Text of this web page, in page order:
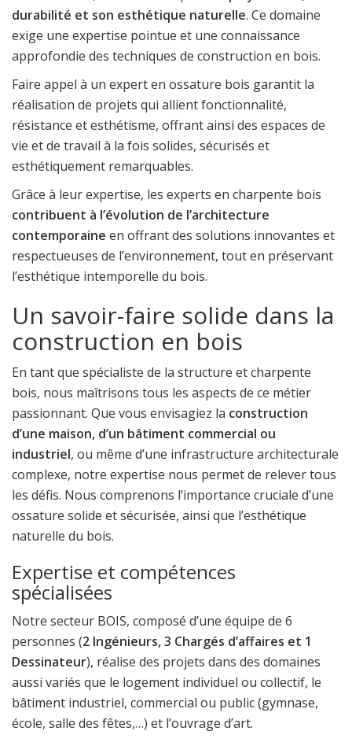
durabilité et son esthétique naturelle. Ce domaine
exige une expertise pointue et une connaissance
approfondie des techniques de construction en bois.
Faire appel à un expert en ossature bois garantit la
réalisation de projets qui allient fonctionnalité,
résistance et esthétisme, offrant ainsi des espaces de
vie et de travail à la fois solides, sécurisés et
esthétiquement remarquables.
Grâce à leur expertise, les experts en charpente bois
contribuent à l’évolution de l’architecture
contemporaine en offrant des solutions innovantes et
respectueuses de l’environnement, tout en préservant
l’esthétique intemporelle du bois.
Un savoir-faire solide dans la
construction en bois
En tant que spécialiste de la structure et charpente
bois, nous maîtrisons tous les aspects de ce métier
passionnant. Que vous envisagiez la construction
d’une maison, d’un bâtiment commercial ou
industriel, ou même d’une infrastructure architecturale
complexe, notre expertise nous permet de relever tous
les défis. Nous comprenons l’importance cruciale d’une
ossature solide et sécurisée, ainsi que l’esthétique
naturelle du bois.
Expertise et compétences
spécialisées
Notre secteur BOIS, composé d’une équipe de 6
personnes (2 Ingénieurs, 3 Chargés d’affaires et 1
Dessinateur), réalise des projets dans des domaines
aussi variés que le logement individuel ou collectif, le
bâtiment industriel, commercial ou public (gymnase,
école, salle des fêtes,…) et l’ouvrage d’art.